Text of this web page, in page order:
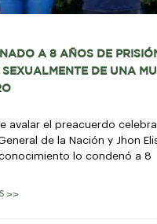
A 8 AÑOS DE
DE UNA
avalar el preacuerdo
de la Nación y Jhon
lo condenó a 8
>>